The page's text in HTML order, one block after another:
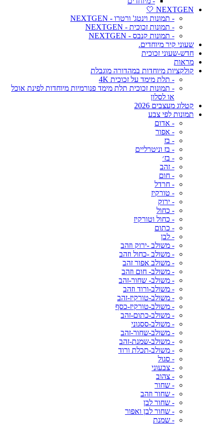
NEXTGEN 🤍
- תמונות וינטג' ורטרו - NEXTGEN
- תמונות זכוכית - NEXTGEN
- תמונות קנבס - NEXTGEN
שעוני קיר מיוחדים.
חדש-שעוני זכוכית
מראות
קולקציות מיוחדות במהדורה מוגבלת
- תלת מימד על זכוכית 4K
- תמונות זכוכית תלת מימד פנורמיות מיוחדות לפינת אוכל
או לסלון
קטלוג מעצבים 2026
תמונות לפי צבע
- אדום
- אפור
- בז
- בז וניטרליים
- בז׳
- זהב
- חום
- חרדל
- טורקיז
- ירוק
- כחול
- כחול וטורקיז
- כתום
- לבן
- משולב -ירוק וזהב
- משולב -כחול וזהב
- משולב אפור זהב
- משולב- חום וזהב
- משולב- שחור-זהב
- משולב-ורוד וזהב
- משולב-טורקיז-זהב
- משולב-טורקיז-כסף
- משולב-כתום-זהב
- משולב-ססגוני
- משולב-שחור-זהב
- משולב-שמנת-זהב
- משולב-תכלת ורוד
- סגול
- צבעוני
- צהוב
- שחור
- שחור וזהב
- שחור לבן
- שחור לבן ואפור
- שמנת